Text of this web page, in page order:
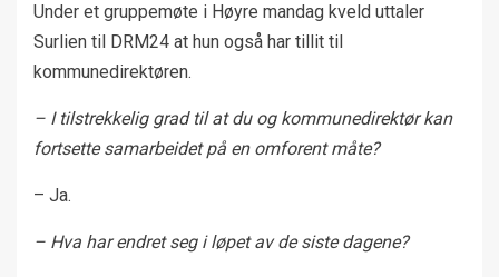
Under et gruppemøte i Høyre mandag kveld uttaler
Surlien til DRM24 at hun også har tillit til
kommunedirektøren.
– I tilstrekkelig grad til at du og kommunedirektør kan
fortsette samarbeidet på en omforent måte?
– Ja.
– Hva har endret seg i løpet av de siste dagene?